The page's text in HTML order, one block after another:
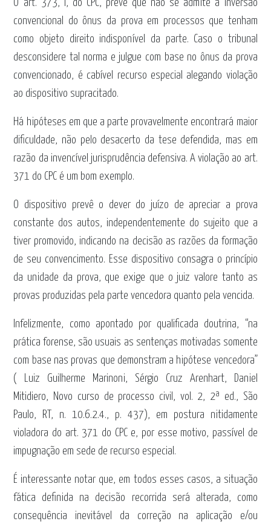
O art. 373, I, do CPC, prevê que não se admite a inversão
convencional do ônus da prova em processos que tenham
como objeto direito indisponível da parte. Caso o tribunal
desconsidere tal norma e julgue com base no ônus da prova
convencionado, é cabível recurso especial alegando violação
ao dispositivo supracitado.
Há hipóteses em que a parte provavelmente encontrará maior
dificuldade, não pelo desacerto da tese defendida, mas em
razão da invencível jurisprudência defensiva. A violação ao art.
371 do CPC é um bom exemplo.
O dispositivo prevê o dever do juízo de apreciar a prova
constante dos autos, independentemente do sujeito que a
tiver promovido, indicando na decisão as razões da formação
de seu convencimento. Esse dispositivo consagra o princípio
da unidade da prova, que exige que o juiz valore tanto as
provas produzidas pela parte vencedora quanto pela vencida.
Infelizmente, como apontado por qualificada doutrina, “na
prática forense, são usuais as sentenças motivadas somente
com base nas provas que demonstram a hipótese vencedora”
( Luiz Guilherme Marinoni, Sérgio Cruz Arenhart, Daniel
Mitidiero, Novo curso de processo civil, vol. 2, 2ª ed., São
Paulo, RT, n. 10.6.2.4., p. 437), em postura nitidamente
violadora do art. 371 do CPC e, por esse motivo, passível de
impugnação em sede de recurso especial.
É interessante notar que, em todos esses casos, a situação
fática definida na decisão recorrida será alterada, como
consequência inevitável da correção na aplicação e/ou